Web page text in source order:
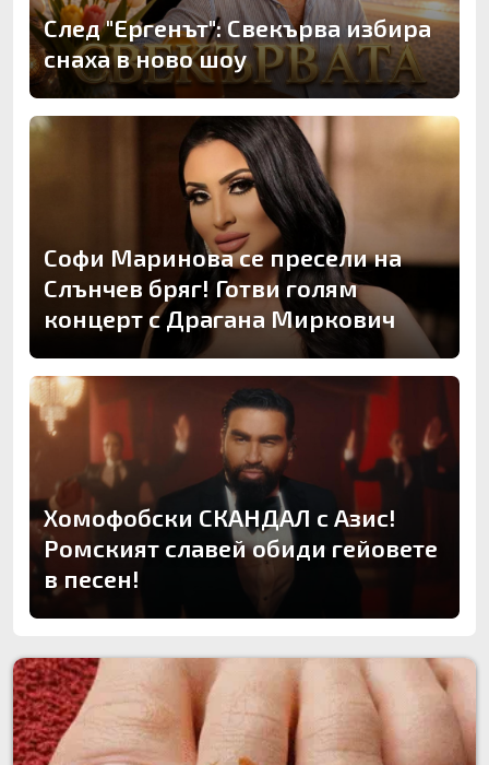
След "Ергенът": Свекърва избира
снаха в ново шоу
Софи Маринова се пресели на
Слънчев бряг! Готви голям
концерт с Драгана Миркович
Хомофобски СКАНДАЛ с Азис!
Ромският славей обиди гейовете
в песен!